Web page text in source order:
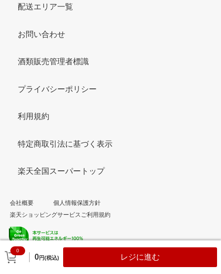
0
0円(税込) レジに進む
配送エリア一覧
お問い合わせ
酒類販売管理者標識
プライバシーポリシー
利用規約
特定商取引法に基づく表示
楽天全国スーパートップ
会社概要
個人情報保護方針
楽天ショッピングサービスご利用規約
© Rakuten Group, Inc.